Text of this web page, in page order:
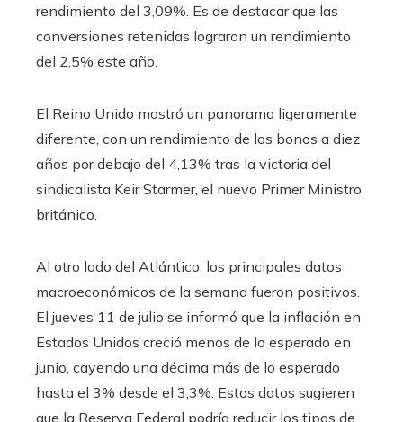
rendimiento del 3,09%. Es de destacar que las
conversiones retenidas lograron un rendimiento
del 2,5% este año.
El Reino Unido mostró un panorama ligeramente
diferente, con un rendimiento de los bonos a diez
años por debajo del 4,13% tras la victoria del
sindicalista Keir Starmer, el nuevo Primer Ministro
británico.
Al otro lado del Atlántico, los principales datos
macroeconómicos de la semana fueron positivos.
El jueves 11 de julio se informó que la inflación en
Estados Unidos creció menos de lo esperado en
junio, cayendo una décima más de lo esperado
hasta el 3% desde el 3,3%. Estos datos sugieren
que la Reserva Federal podría reducir los tipos de